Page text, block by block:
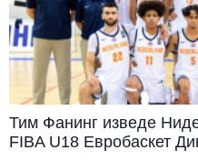
Тим Фанинг изведе
FIBA U18 Евробаскет